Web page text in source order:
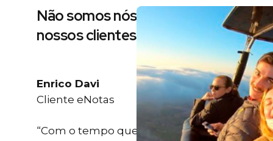
Não somos nós dizendo, são
nossos clientes
Enrico Davi
Cliente eNotas
“Com o tempo que eu ganho eu